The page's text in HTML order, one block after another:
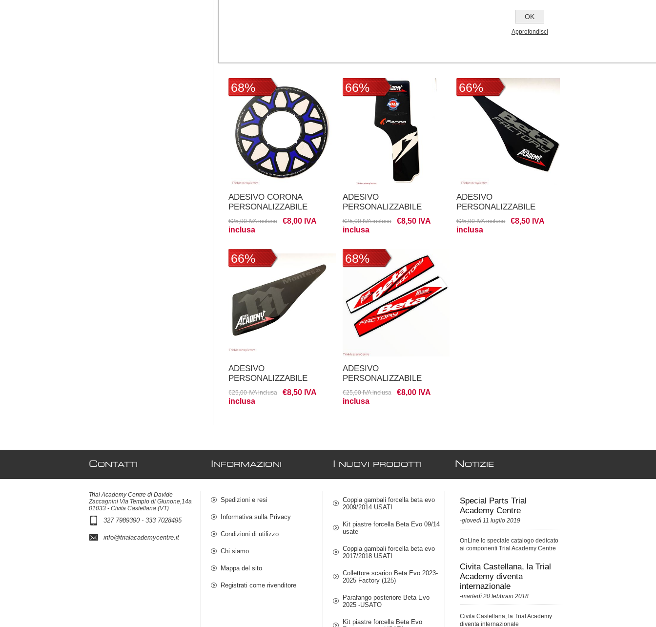
Cover personalizzabile
68%
ADESIVO CORONA
PERSONALIZZABILE
€25,00 IVA inclusa
€8,00 IVA
inclusa
66%
ADESIVO
PERSONALIZZABILE
CASSA FILTRO beta evo
€25,00 IVA inclusa
€8,50 IVA
inclusa
66%
ADESIVO
PERSONALIZZABILE
CASSA FILTRO LATERALE
beta evo
€25,00 IVA inclusa
€8,50 IVA
inclusa
66%
ADESIVO
PERSONALIZZABILE
CASSA FILTRO montesa
€25,00 IVA inclusa
€8,50 IVA
inclusa
68%
ADESIVO
PERSONALIZZABILE
FORCELLONE beta evo
09/22
€25,00 IVA inclusa
€8,00 IVA
inclusa
CONTATTI
Trial Academy Centre di Davide
Zaccagnini Via Tempio di Giunone,14a
01033 - Civita Castellana (VT)
327 7989390 - 333 7028495
info@trialacademycentre.it
NFORMAZIONI
Spedizioni e resi
Informativa sulla Privacy
Condizioni di utilizzo
Chi siamo
Mappa del sito
Registrati come rivenditore
NUOVI PRODOTTI
Coppia gambali forcella beta evo
2009/2014 USATI
Kit piastre forcella Beta Evo 09/14
usate
Coppia gambali forcella beta evo
2017/2018 USATI
Collettore scarico Beta Evo 2023-
2025 Factory (125)
Parafango posteriore Beta Evo
2025 -USATO
Kit piastre forcella Beta Evo
N OTIZIE
Special Parts Trial
Academy Centre
-giovedì 11 luglio 2019
OnLine lo speciale catalogo dedicato
ai componenti Trial Academy Centre
Civita Castellana, la Trial
Academy diventa
internazionale
-martedì 20 febbraio 2018
Civita Castellana, la Trial Academy
diventa internazionale
OK
Approfondisci